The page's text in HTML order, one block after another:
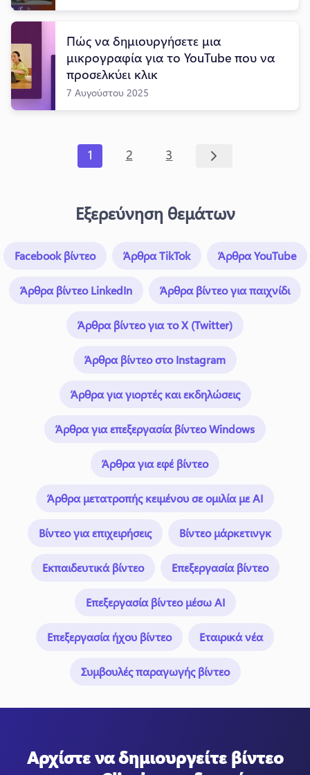
Πώς να δημιουργήσετε μια
μικρογραφία για το YouTube που να
προσελκύει κλικ
7 Αυγούστου 2025
1 2 3
Εξερεύνηση θεμάτων
Facebook βίντεο Άρθρα TikTok Άρθρα YouTube
Άρθρα βίντεο LinkedIn Άρθρα βίντεο για παιχνίδι
Άρθρα βίντεο για το X (Twitter)
Άρθρα βίντεο στο Instagram
Άρθρα για γιορτές και εκδηλώσεις
Άρθρα για επεξεργασία βίντεο Windows
Άρθρα για εφέ βίντεο
Άρθρα μετατροπής κειμένου σε ομιλία με AI
Βίντεο για επιχειρήσεις Βίντεο μάρκετινγκ
Εκπαιδευτικά βίντεο Επεξεργασία βίντεο
Επεξεργασία βίντεο μέσω AI
Επεξεργασία ήχου βίντεο Εταιρικά νέα
Συμβουλές παραγωγής βίντεο
Αρχίστε να δημιουργείτε βίντεο